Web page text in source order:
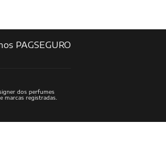
PAGSEGURO
dos perfumes
marcas registradas.